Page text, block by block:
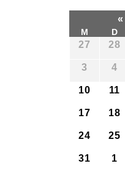
«
M D
27 28
3 4
10 11
17 18
24 25
31 1